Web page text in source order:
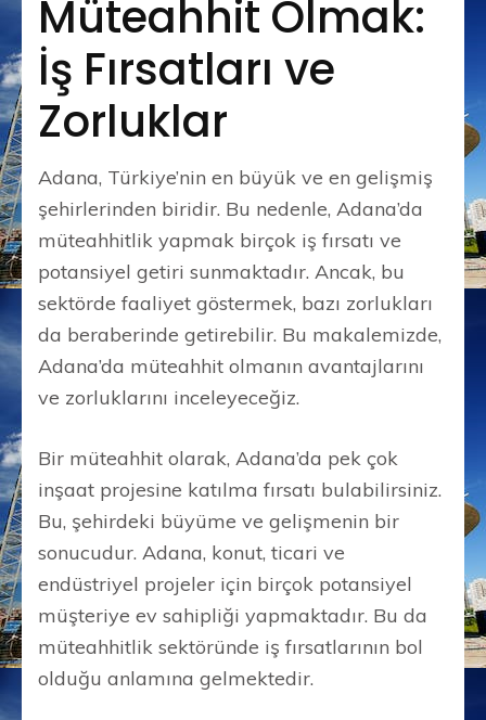
Müteahhit Olmak:
İş Fırsatları ve
Zorluklar
Adana, Türkiye’nin en büyük ve en gelişmiş
şehirlerinden biridir. Bu nedenle, Adana’da
müteahhitlik yapmak birçok iş fırsatı ve
potansiyel getiri sunmaktadır. Ancak, bu
sektörde faaliyet göstermek, bazı zorlukları
da beraberinde getirebilir. Bu makalemizde,
Adana’da müteahhit olmanın avantajlarını
ve zorluklarını inceleyeceğiz.
Bir müteahhit olarak, Adana’da pek çok
inşaat projesine katılma fırsatı bulabilirsiniz.
Bu, şehirdeki büyüme ve gelişmenin bir
sonucudur. Adana, konut, ticari ve
endüstriyel projeler için birçok potansiyel
müşteriye ev sahipliği yapmaktadır. Bu da
müteahhitlik sektöründe iş fırsatlarının bol
olduğu anlamına gelmektedir.